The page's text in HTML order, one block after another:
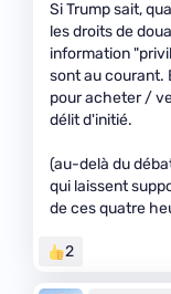
Si Trump sait,
les droits de
information
sont au courant.
pour acheter /
délit d'initié.
(au-delà du
qui laissent
de ces quatre
2